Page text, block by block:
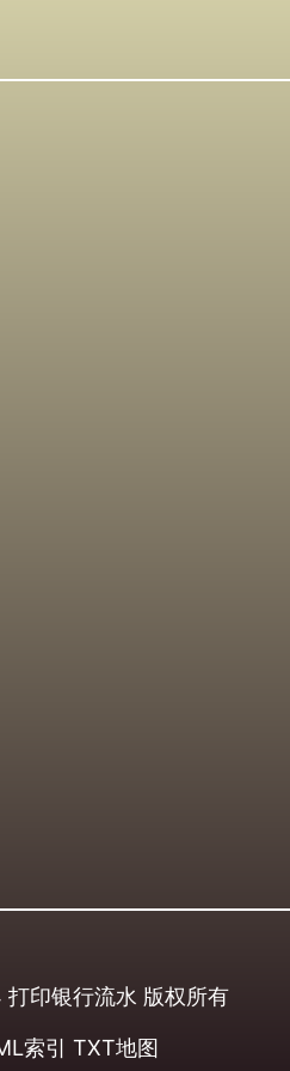
打印银行流水 版权所有
索引 TXT地图